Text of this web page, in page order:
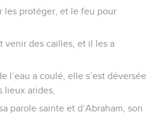
les protéger, et le feu pour
venir des cailles, et il les a
l’eau a coulé, elle s’est déversée
lieux arides,
parole sainte et d’Abraham, son